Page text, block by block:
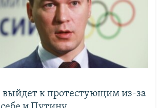
выйдет к протестующим из-за